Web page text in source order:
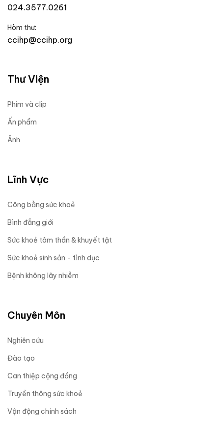
024.3577.0261
Hòm thư:
ccihp@ccihp.org
Thư Viện
Phim và clip
Ấn phẩm
Ảnh
Lĩnh Vực
Công bằng sức khoẻ
Bình đẳng giới
Sức khoẻ tâm thần & khuyết tật
Sức khoẻ sinh sản - tình dục
Bệnh không lây nhiễm
Chuyên Môn
Nghiên cứu
Đào tạo
Can thiệp cộng đồng
Truyền thông sức khoẻ
Vận động chính sách